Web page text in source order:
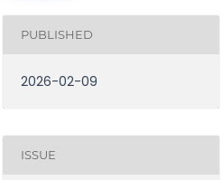
PUBLISHED
2026-02-09
ISSUE